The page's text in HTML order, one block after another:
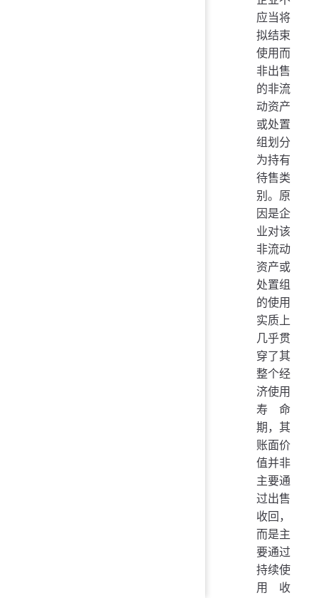
应当将
拟结束
使用而
非出售
的非流
动资产
或处置
组划分
为持有
待售类
别。原
因是企
业对该
非流动
资产或
处置组
的使用
实质上
几乎贯
穿了其
整个经
济使用
寿命
期，其
账面价
值并非
主要通
过出售
收回，
而是主
要通过
持续使
用收